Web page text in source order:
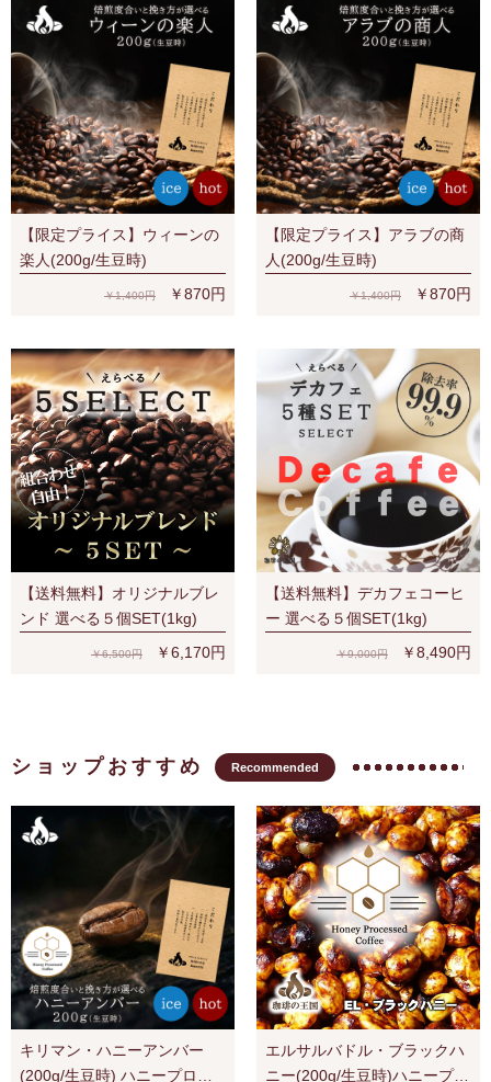
【限定プライス】ウィーンの
楽人(200g/生豆時)
￥1,400円 ￥870円
【限定プライス】アラブの商
人(200g/生豆時)
￥1,400円 ￥870円
【送料無料】オリジナルブレ
ンド 選べる５個SET(1kg)
￥6,500円 ￥6,170円
【送料無料】デカフェコーヒ
ー 選べる５個SET(1kg)
￥9,000円 ￥8,490円
ショップおすすめ Recommended
キリマン・ハニーアンバー
(200g/生豆時) ハニープロセ
エルサルバドル・ブラックハ
ニー(200g/生豆時)ハニープロ